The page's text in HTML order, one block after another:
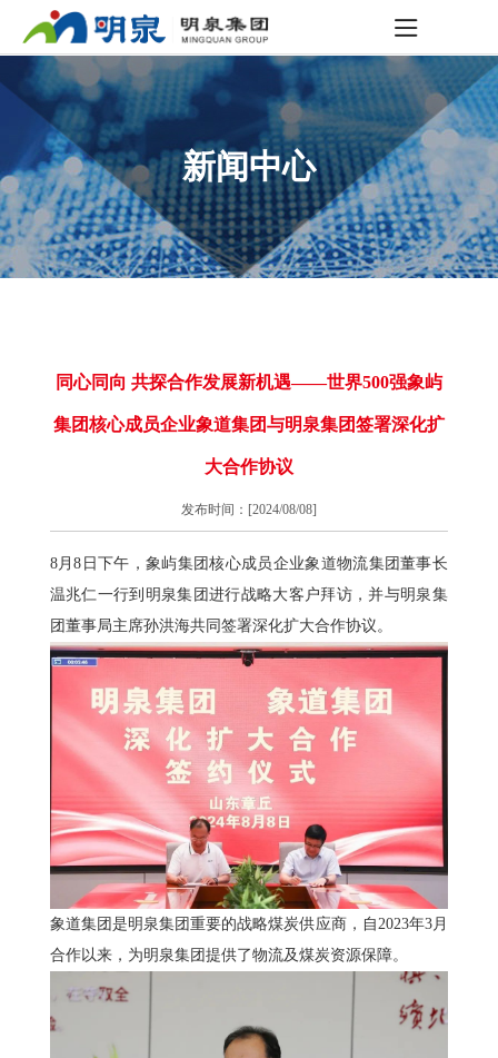
新闻中心
同心同向 共探合作发展新机遇——世界500强象屿
集团核心成员企业象道集团与明泉集团签署深化扩
大合作协议
发布时间：[2024/08/08]
8月8日下午，象屿集团核心成员企业象道物流集团董事长
温兆仁一行到明泉集团进行战略大客户拜访，并与明泉集
团董事局主席孙洪海共同签署深化扩大合作协议。
象道集团是明泉集团重要的战略煤炭供应商，自2023年3月
合作以来，为明泉集团提供了物流及煤炭资源保障。